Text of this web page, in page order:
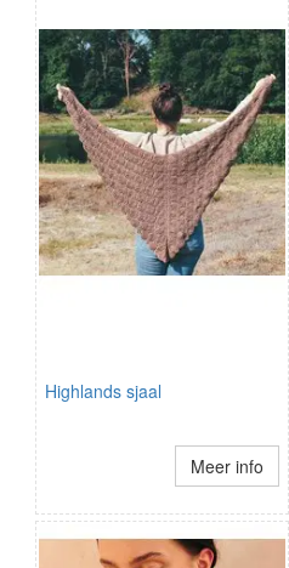
Highlands sjaal
Meer info